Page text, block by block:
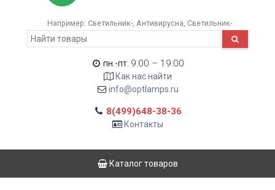
Например: Светильник- Антивирусна Светильник-
пн.-пт. 9:00 – 19:00
Как нас найти
info@optlamps.ru
8(499)648-38-36
Контакты
Каталог товаров